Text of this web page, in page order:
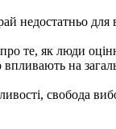
для
те, як люди
впливають на
свобода